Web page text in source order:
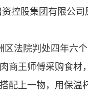
股集团有限公
院判处四年六个
王师傅采购食材
上一物，用保温